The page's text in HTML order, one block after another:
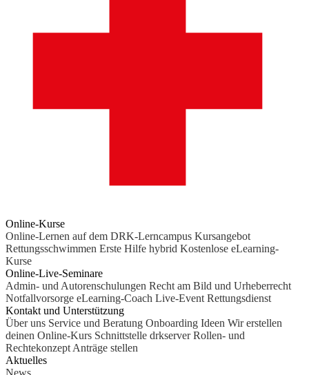
Online-Kurse
Online-Lernen auf dem DRK-Lerncampus Kursangebot
Rettungsschwimmen Erste Hilfe hybrid Kostenlose eLearning-
Kurse
Online-Live-Seminare
Admin- und Autorenschulungen Recht am Bild und Urheberrecht
Notfallvorsorge eLearning-Coach Live-Event Rettungsdienst
Kontakt und Unterstützung
Über uns Service und Beratung Onboarding Ideen Wir erstellen
deinen Online-Kurs Schnittstelle drkserver Rollen- und
Rechtekonzept Anträge stellen
Aktuelles